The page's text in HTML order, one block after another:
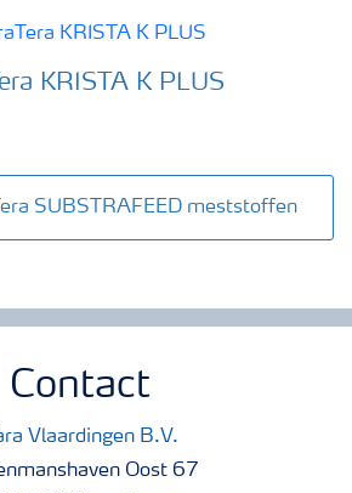
KRISTA K PLUS
SUBSTRAFEED meststoffen
Contact
Vlaardingen B.V.
Oost 67